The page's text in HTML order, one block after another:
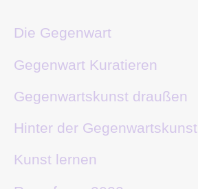
Die Gegenwart
Gegenwart Kuratieren
Gegenwartskunst draußen
Hinter der Gegenwartskunst
Kunst lernen